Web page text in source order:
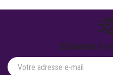
S'abonner à